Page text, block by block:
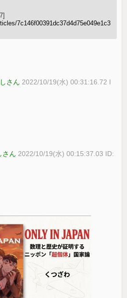
7c146f00391dc37d4d75e049e1c3
さん 2022/10/19(水) 00:31:16.72 I
さん 2022/10/19(水) 00:15:37.03 ID: